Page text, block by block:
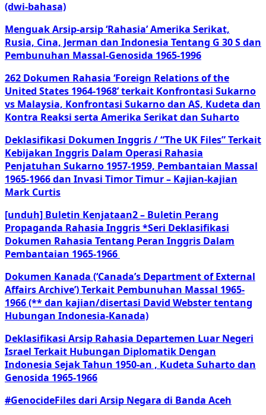
(dwi-bahasa)
Menguak Arsip-arsip ‘Rahasia’ Amerika Serikat,
Rusia, Cina, Jerman dan Indonesia Tentang G 30 S dan
Pembunuhan Massal-Genosida 1965-1996
262 Dokumen Rahasia ‘Foreign Relations of the
United States 1964-1968’ terkait Konfrontasi Sukarno
vs Malaysia, Konfrontasi Sukarno dan AS, Kudeta dan
Kontra Reaksi serta Amerika Serikat dan Suharto
Deklasifikasi Dokumen Inggris / “The UK Files” Terkait
Kebijakan Inggris Dalam Operasi Rahasia
Penjatuhan Sukarno 1957-1959, Pembantaian Massal
1965-1966 dan Invasi Timor Timur – Kajian-kajian
Mark Curtis
[unduh] Buletin Kenjataan2 – Buletin Perang
Propaganda Rahasia Inggris *Seri Deklasifikasi
Dokumen Rahasia Tentang Peran Inggris Dalam
Pembantaian 1965-1966
Dokumen Kanada (‘Canada’s Department of External
Affairs Archive’) Terkait Pembunuhan Massal 1965-
1966 (** dan kajian/disertasi David Webster tentang
Hubungan Indonesia-Kanada)
Deklasifikasi Arsip Rahasia Departemen Luar Negeri
Israel Terkait Hubungan Diplomatik Dengan
Indonesia Sejak Tahun 1950-an , Kudeta Suharto dan
Genosida 1965-1966
#GenocideFiles dari Arsip Negara di Banda Aceh